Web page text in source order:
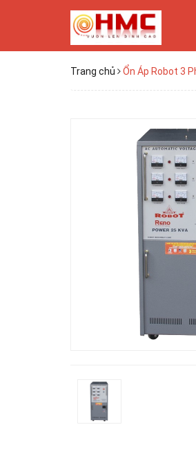
Trang chủ Ổn Áp Robot 3